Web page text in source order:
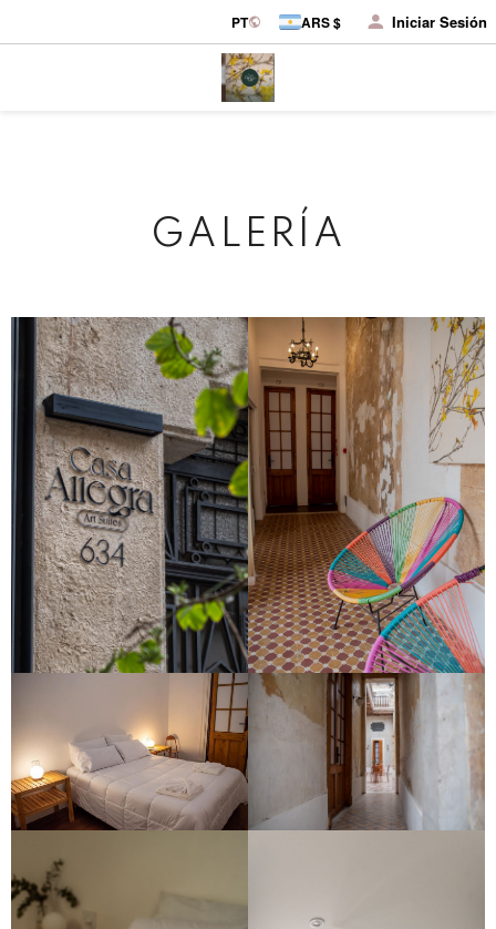
PT ARS $ Iniciar Sesión
GALERÍA